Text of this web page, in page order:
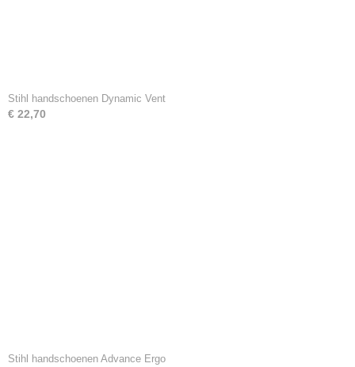
Stihl handschoenen Dynamic Vent
€ 22,70
Stihl handschoenen Advance Ergo